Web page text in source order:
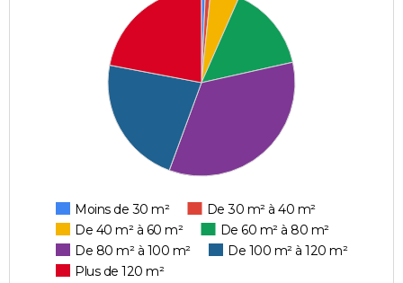
Moins de 30 m²
De 30 m² à 40 m²
De 40 m² à 60 m²
De 60 m² à 80 m²
De 80 m² à 100 m²
De 100 m² à 120 m²
Plus de 120 m²